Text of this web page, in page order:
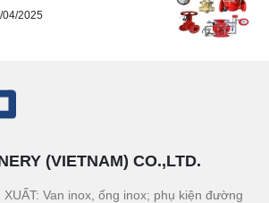
04/2025
(VIETNAM) CO.,LTD.
XUẤT: Van inox, ống inox; phụ kiện đường